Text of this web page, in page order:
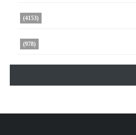
(4153)
(978)